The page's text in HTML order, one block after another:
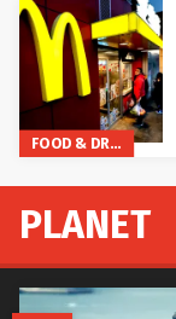
FOOD & DRINKS
PLANET